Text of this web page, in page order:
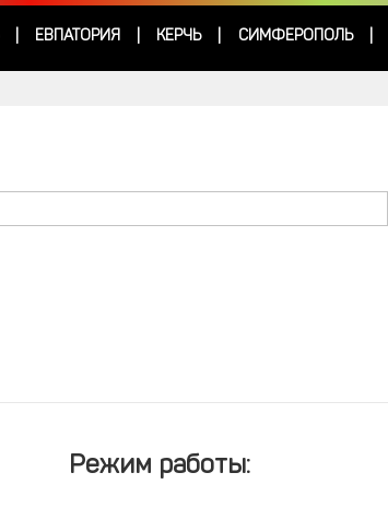
ЕВПАТОРИЯ КЕРЧЬ СИМФЕРОПОЛЬ
Режим работы: